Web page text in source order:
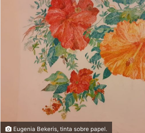
Eugenia Bekeris, tinta sobre papel.